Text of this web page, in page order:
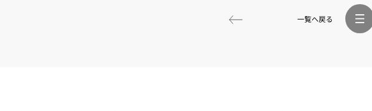
一覧へ戻る